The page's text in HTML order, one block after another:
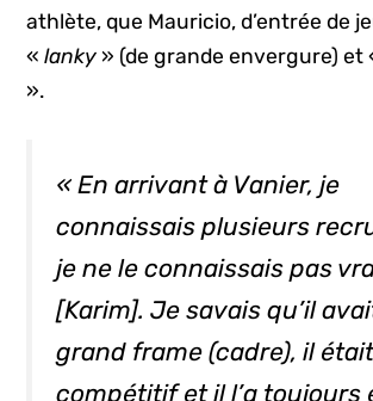
athlète, que Mauricio, d’entrée de
«lanky » (de grande envergure) et
».
« En arrivant à Vanier, je
connaissais plusieurs
je ne le connaissais pas
[Karim]. Je savais qu’il
grand frame (cadre), il
compétitif et il l’a toujours